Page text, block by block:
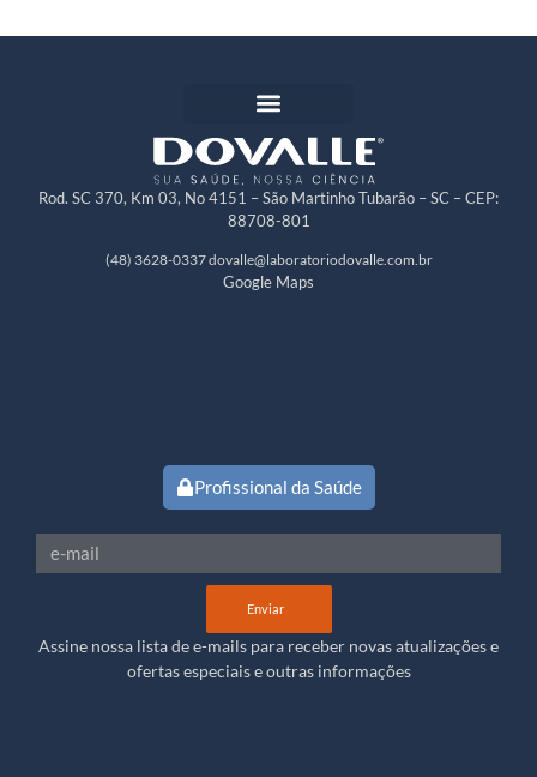
Rod. SC 370, Km 03, No 4151 – São Martinho Tubarão – SC – CEP:
88708-801
(48) 3628-0337dovalle@laboratoriodovalle.com.br
Google Maps
Profissional da Saúde
Enviar
Assine nossa lista de e-mails para receber novas atualizações e
ofertas especiais e outras informações